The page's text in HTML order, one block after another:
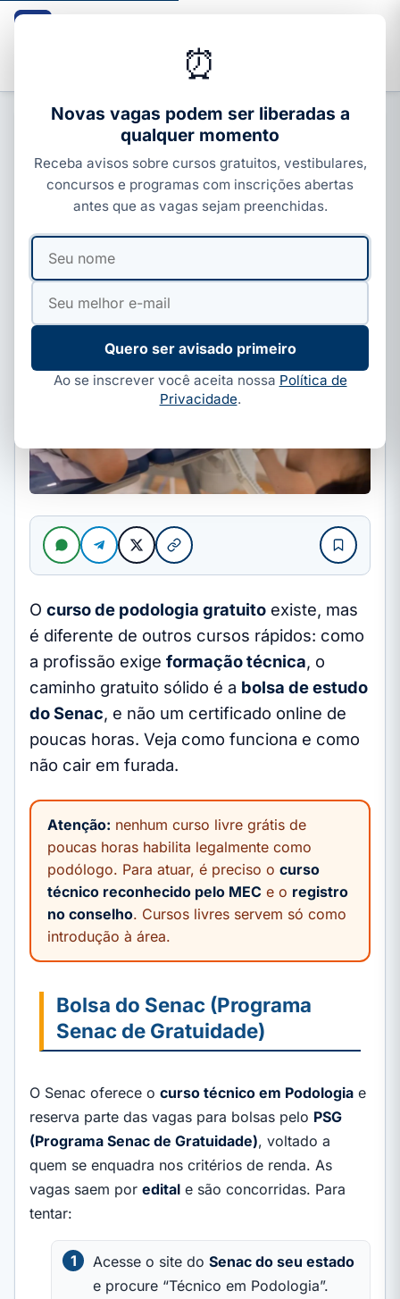
CURSOS COM CERTIFICADO
Curso de Podologia Gratuito 2026:
como conseguir bolsa no Senac e
onde fazer (sem cair em furada)
PorRedação Guia dos Cursos
O curso de podologia gratuito existe, mas
é diferente de outros cursos rápidos: como
a profissão exige formação técnica, o
caminho gratuito sólido é a bolsa de estudo
do Senac, e não um certificado online de
poucas horas. Veja como funciona e como
não cair em furada.
Atenção: nenhum curso livre grátis de
poucas horas habilita legalmente como
podólogo. Para atuar, é preciso o curso
técnico reconhecido pelo MEC e o registro
no conselho. Cursos livres servem só como
introdução à área.
Bolsa do Senac (Programa
Senac de Gratuidade)
O Senac oferece o curso técnico em Podologia e
reserva parte das vagas para bolsas pelo PSG
(Programa Senac de Gratuidade), voltado a
quem se enquadra nos critérios de renda. As
vagas saem por edital e são concorridas. Para
tentar:
Acesse o site do Senac do seu estado
e procure “Técnico em Podologia”.
⏰
Novas vagas podem ser liberadas a
qualquer momento
Receba avisos sobre cursos gratuitos, vestibulares,
concursos e programas com inscrições abertas
antes que as vagas sejam preenchidas.
Seu
nome
Seu
mail
Quero ser avisado primeiro
Ao se inscrever você aceita nossa Política de
Privacidade.